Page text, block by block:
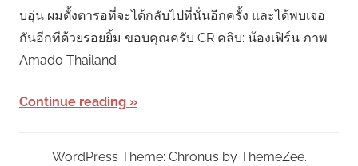
บอุ่น ผมตั้งตารอที่จะได้กลับไปที่นั่นอีกครั้ง และได้พบเจอ
กันอีกทีด้วยรอยยิ้ม ขอบคุณครับ CR คลิบ: น้องเฟิร์น ภาพ :
Amado Thailand
Continue reading
WordPress Theme: Chronus by ThemeZee.